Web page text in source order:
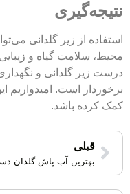
نتیجه‌گیری
استفاده از زیر گلدانی
محیط، سلامت گیاه و
درست زیر گلدانی و
برخوردار است. امیدواریم
کمک کرده باشد.
قبلی